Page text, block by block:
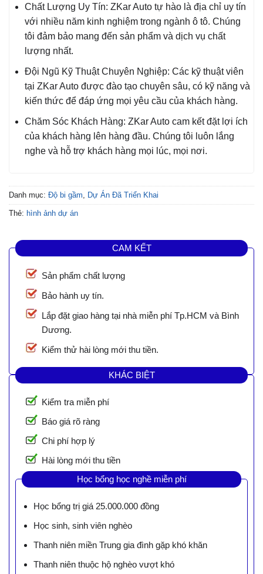
Chất Lượng Uy Tín: ZKar Auto tự hào là địa chỉ uy tín
với nhiều năm kinh nghiệm trong ngành ô tô. Chúng
tôi đảm bảo mang đến sản phẩm và dịch vụ chất
lượng nhất.
Đội Ngũ Kỹ Thuật Chuyên Nghiệp: Các kỹ thuật viên
tại ZKar Auto được đào tạo chuyên sâu, có kỹ năng và
kiến thức để đáp ứng mọi yêu cầu của khách hàng.
Chăm Sóc Khách Hàng: ZKar Auto cam kết đặt lợi ích
của khách hàng lên hàng đầu. Chúng tôi luôn lắng
nghe và hỗ trợ khách hàng mọi lúc, mọi nơi.
Danh mục: Độ bi gầm, Dự Án Đã Triển Khai
Thẻ: hình ảnh dự án
CAM KẾT
Sản phẩm chất lượng
Bảo hành uy tín.
Lắp đặt giao hàng tại nhà miễn phí Tp.HCM và Bình
Dương.
Kiểm thử hài lòng mới thu tiền.
KHÁC BIỆT
Kiểm tra miễn phí
Báo giá rõ ràng
Chi phí hợp lý
Hài lòng mới thu tiền
Học bổng học nghề miễn phí
Học bổng trị giá 25.000.000 đồng
Học sinh, sinh viên nghèo
Thanh niên miền Trung gia đình gặp khó khăn
Thanh niên thuộc hộ nghèo vượt khó